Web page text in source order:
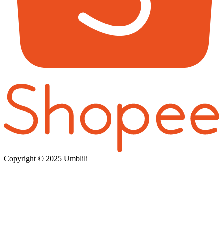
Copyright © 2025 Umblili